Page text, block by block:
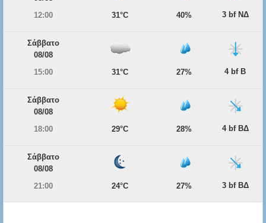
12:00
31°C 40% 3 bf ΝΔ
Σάββατο
08/08
15:00
31°C 27% 4 bf Β
Σάββατο
08/08
18:00
29°C 28% 4 bf ΒΔ
Σάββατο
08/08
21:00
24°C 27% 3 bf ΒΔ